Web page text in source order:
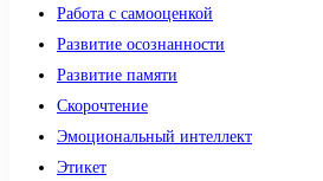
Работа с самооценкой
Развитие осознанности
Развитие памяти
Скорочтение
Эмоциональный интеллект
Этикет